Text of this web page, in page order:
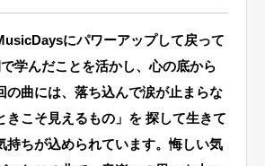
にパワーアップして戻って
学んだことを活かし、心の底から
の曲には、落ち込んで涙が止まらな
きこそ見えるもの」を 探して生きて
持ちが込められています。悔しい気